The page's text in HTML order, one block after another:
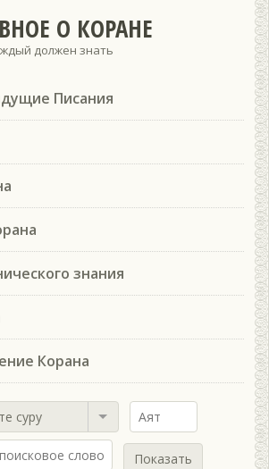
О КОРАНЕ
должен знать
Писания
знания
Корана
суру
Показать